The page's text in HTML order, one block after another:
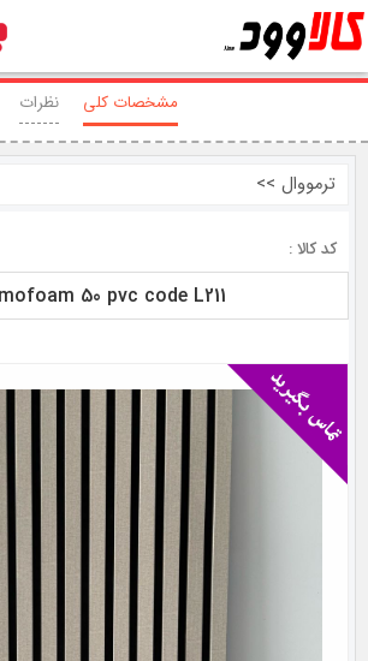
مشخصات کلی نظرات
ترمووال >>
کد کالا :
50 pvc code L211